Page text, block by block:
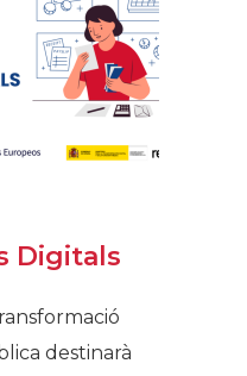
Digitals
destinarà